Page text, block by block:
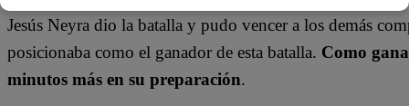
Jesús Neyra dio la batalla y pudo vencer a los demás
posicionaba como el ganador de esta batalla. Como
minutos más en su preparación.